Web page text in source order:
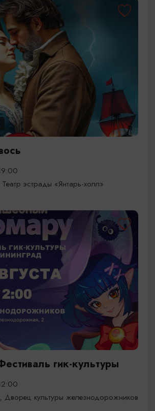
эстрады «Янтарь-холл»
гик-культуры
Дворец культуры железнодорожников